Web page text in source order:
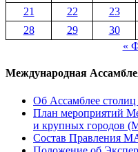
21
22 23
28
29 30
«
Международная
Об Ассамблее
План мероприятий
и крупных городов
Состав Правления